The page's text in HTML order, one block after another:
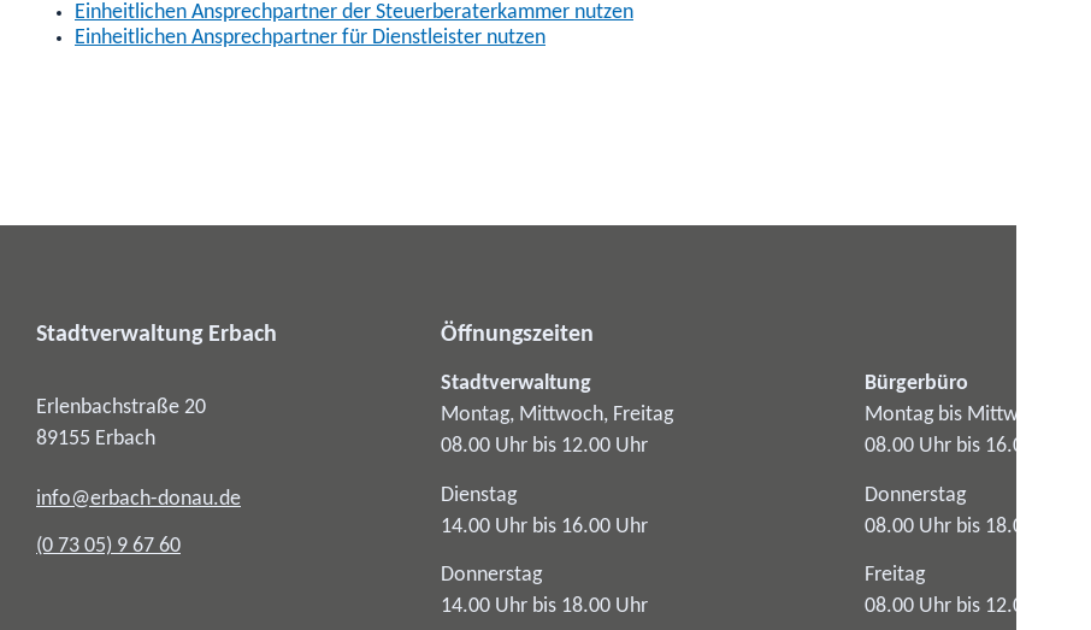
Einheitlichen Ansprechpartner der Steuerberaterkammer nutzen
Einheitlichen Ansprechpartner für Dienstleister nutzen
Stadtverwaltung Erbach
Erlenbachstraße 20
89155 Erbach
info@erbach-donau.de
(0 73 05) 9 67 60
Öffnungszeiten
Stadtverwaltung
Montag, Mittwoch, Freitag
08.00 Uhr bis 12.00 Uhr
Dienstag
14.00 Uhr bis 16.00 Uhr
Donnerstag
14.00 Uhr bis 18.00 Uhr
Bürgerbüro
Montag bis Mittwoch
08.00 Uhr bis 16.00 Uhr
Donnerstag
08.00 Uhr bis 18.00 Uhr
Freitag
08.00 Uhr bis 12.00 Uhr